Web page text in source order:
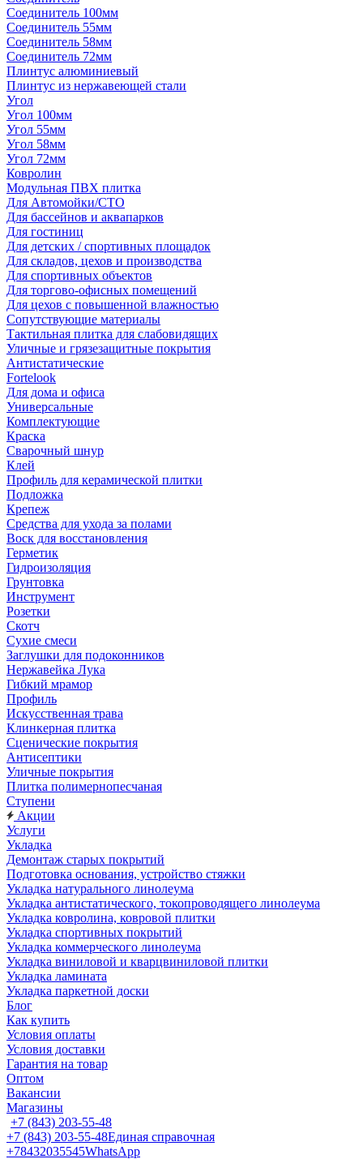
Соединитель 100мм
Соединитель 55мм
Соединитель 58мм
Соединитель 72мм
Плинтус алюминиевый
Плинтус из нержавеющей стали
Угол
Угол 100мм
Угол 55мм
Угол 58мм
Угол 72мм
Ковролин
Модульная ПВХ плитка
Для Автомойки/СТО
Для бассейнов и аквапарков
Для гостиниц
Для детских / спортивных площадок
Для складов, цехов и производства
Для спортивных объектов
Для торгово-офисных помещений
Для цехов с повышенной влажностью
Сопутствующие материалы
Тактильная плитка для слабовидящих
Уличные и грязезащитные покрытия
Антистатические
Fortelook
Для дома и офиса
Универсальные
Комплектующие
Краска
Сварочный шнур
Клей
Профиль для керамической плитки
Подложка
Крепеж
Средства для ухода за полами
Воск для восстановления
Герметик
Гидроизоляция
Грунтовка
Инструмент
Розетки
Скотч
Сухие смеси
Заглушки для подоконников
Нержавейка Лука
Гибкий мрамор
Профиль
Искусственная трава
Клинкерная плитка
Сценические покрытия
Антисептики
Уличные покрытия
Плитка полимернопесчаная
Ступени
Акции
Услуги
Укладка
Демонтаж старых покрытий
Подготовка основания, устройство стяжки
Укладка натурального линолеума
Укладка антистатического, токопроводящего линолеума
Укладка ковролина, ковровой плитки
Укладка спортивных покрытий
Укладка коммерческого линолеума
Укладка виниловой и кварцвиниловой плитки
Укладка ламината
Укладка паркетной доски
Блог
Как купить
Условия оплаты
Условия доставки
Гарантия на товар
Оптом
Вакансии
Магазины
+7 (843) 203-55-48
+7 (843) 203-55-48Единая справочная
+78432035545WhatsApp